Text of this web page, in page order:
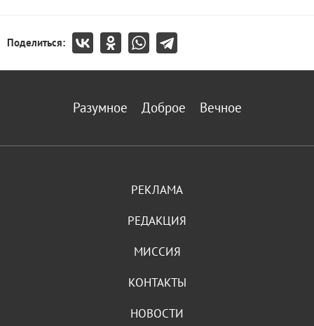
Поделиться:
Разумное Доброе Вечное
РЕКЛАМА
РЕДАКЦИЯ
МИССИЯ
КОНТАКТЫ
НОВОСТИ